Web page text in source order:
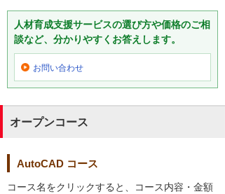
人材育成支援サービスの選び方や価格のご相
談など、分かりやすくお答えします。
お問い合わせ
オープンコース
AutoCAD コース
コース名をクリックすると、コース内容・金額